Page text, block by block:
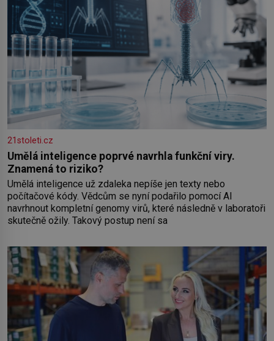
21stoleti.cz
Umělá inteligence poprvé navrhla funkční viry.
Znamená to riziko?
Umělá inteligence už zdaleka nepíše jen texty nebo
počítačové kódy. Vědcům se nyní podařilo pomocí AI
navrhnout kompletní genomy virů, které následně v laboratoři
skutečně ožily. Takový postup není sa